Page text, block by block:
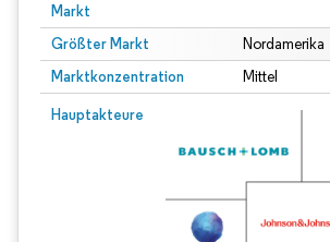
Markt
Größter Markt Nordamerika
Marktkonzentration Mittel
Hauptakteure